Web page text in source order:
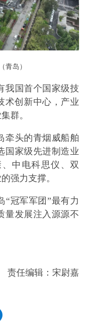
青岛）
我国首个国家级技
创新中心，产业
群。
牵头的青烟威船舶
国家级先进制造业
中电科思仪、双
强力支撑。
“冠军军团”最有力
量发展注入源源不
责任编辑：宋尉嘉